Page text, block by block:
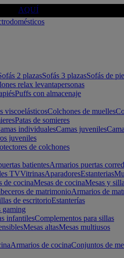
AQUÍ
2 plazasSofás 3 plazasSofás de
relax levantapersonas
Puffs con almacenaje
viscoelásticosColchones de muelles
Patas de somieres
individualesCamas juveniles
juveniles
de colchones
batientesArmarios puertas
TVVitrinasAparadoresEstanterias
de cocinaMesas de cocinaMesas y
de matrimonioArmarios de
de escritorioEstanterías
gaming
infantilesComplementos para sillas
Mesas altasMesas multiusos
Armarios de cocinaConjuntos de